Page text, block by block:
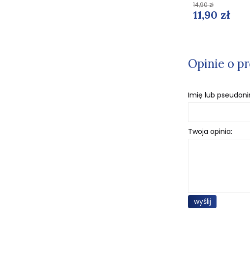
11,90 zł
14,90 zł
Opinie o
Imię lub
Twoja opinia:
wyślij